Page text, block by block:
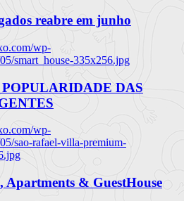
reabre em junho
wp-
smart_house-335x256.jpg
DAS
wp-
sao-rafael-villa-premium-
Apartments & GuestHouse